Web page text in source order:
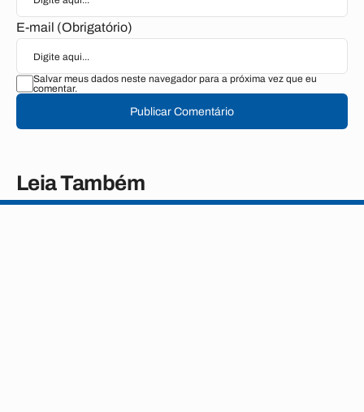
E-mail (Obrigatório)
Salvar meus dados neste navegador para a próxima vez que eu
comentar.
Publicar Comentário
Leia Também